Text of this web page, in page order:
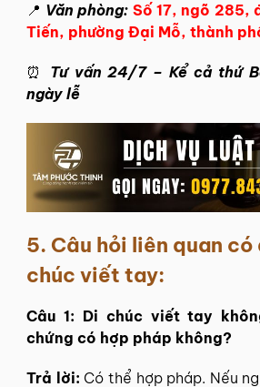
📍 Văn phòng: Số 17, ngõ 285,
Tiến, phường Đại Mỗ, thành
⏰ Tư vấn 24/7 – Kể cả thứ
ngày lễ
5. Câu hỏi liên quan
chúc viết tay:
Câu 1: Di chúc viết tay
chứng có hợp pháp không?
Trả lời: Có thể hợp pháp. Nếu